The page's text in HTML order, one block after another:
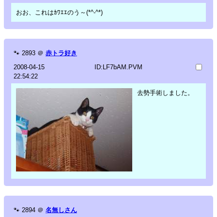
おお、これはｶﾜｴｴのう～(*^-^*)
🐾 2893 ＠ 赤トラ好き
2008-04-15
22:54:22
ID:LF7bAM.PVM
去勢手術しました。
🐾 2894 ＠ 名無しさん